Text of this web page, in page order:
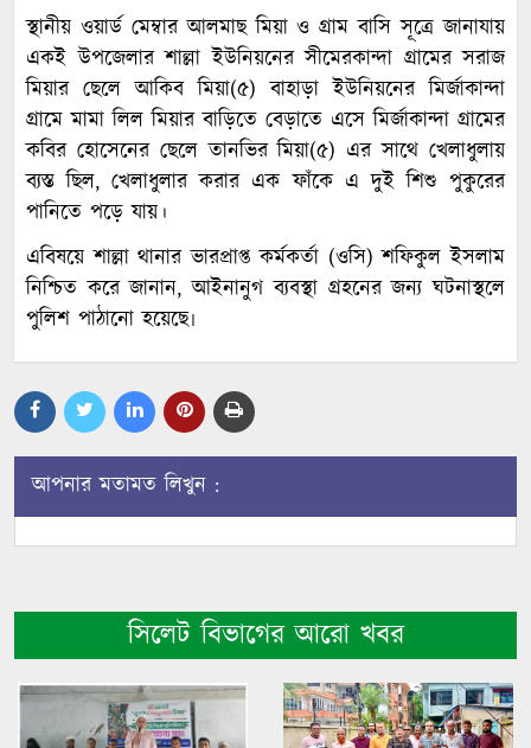
স্থানীয় ওয়ার্ড মেম্বার আলমাছ মিয়া ও গ্রাম বাসি সূত্রে জানাযায়
একই উপজেলার শাল্লা ইউনিয়নের সীমেরকান্দা গ্রামের সরাজ
মিয়ার ছেলে আকিব মিয়া(৫) বাহাড়া ইউনিয়নের মির্জাকান্দা
গ্রামে মামা লিল মিয়ার বাড়িতে বেড়াতে এসে মির্জাকান্দা গ্রামের
কবির হোসেনের ছেলে তানভির মিয়া(৫) এর সাথে খেলাধুলায়
ব্যস্ত ছিল, খেলাধুলার করার এক ফাঁকে এ দুই শিশু পুকুরের
পানিতে পড়ে যায়।
এবিষয়ে শাল্লা থানার ভারপ্রাপ্ত কর্মকর্তা (ওসি) শফিকুল ইসলাম
নিশ্চিত করে জানান, আইনানুগ ব্যবস্থা গ্রহনের জন্য ঘটনাস্থলে
পুলিশ পাঠানো হয়েছে৷
আপনার মতামত লিখুন :
সিলেট বিভাগের আরো খবর